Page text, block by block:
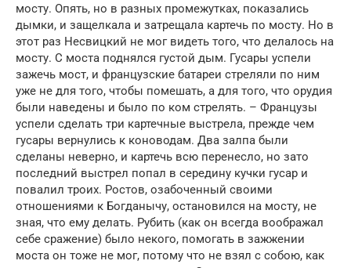
мосту. Опять, но в разных промежутках, показались
дымки, и защелкала и затрещала картечь по мосту. Но в
этот раз Несвицкий не мог видеть того, что делалось на
мосту. С моста поднялся густой дым. Гусары успели
зажечь мост, и французские батареи стреляли по ним
уже не для того, чтобы помешать, а для того, что орудия
были наведены и было по ком стрелять. – Французы
успели сделать три картечные выстрела, прежде чем
гусары вернулись к коноводам. Два залпа были
сделаны неверно, и картечь всю перенесло, но зато
последний выстрел попал в середину кучки гусар и
повалил троих. Ростов, озабоченный своими
отношениями к Богданычу, остановился на мосту, не
зная, что ему делать. Рубить (как он всегда воображал
себе сражение) было некого, помогать в зажжении
моста он тоже не мог, потому что не взял с собою, как